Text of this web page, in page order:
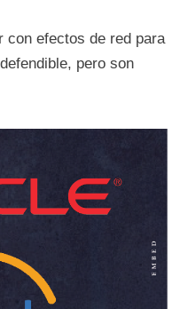
con efectos de red para
pero son